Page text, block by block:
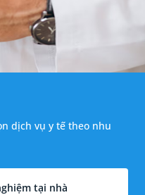
dịch vụ y tế theo nhu
tại nhà